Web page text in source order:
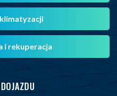
i rekuperacja